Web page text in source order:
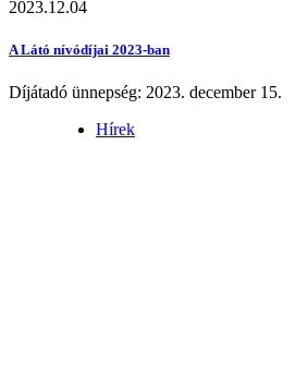
2023.12.04
A Látó nívódíjai 2023-ban
Díjátadó ünnepség: 2023. december 15.
Hírek